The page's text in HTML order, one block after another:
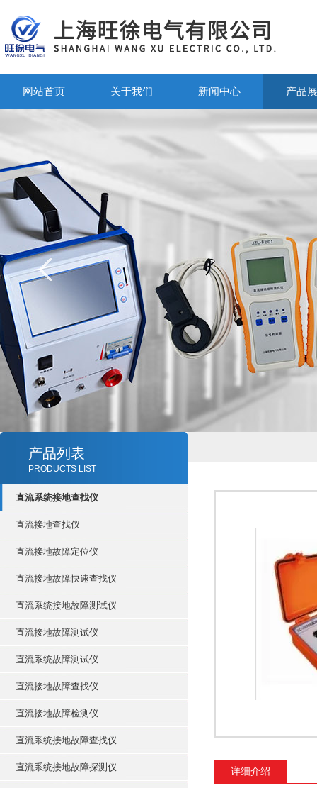
网站首页 关于我们 新闻中心 产品
产品列表
PRODUCTS LIST
直流系统接地查找仪
直流接地查找仪
直流接地故障定位仪
直流接地故障快速查找仪
直流系统接地故障测试仪
直流接地故障测试仪
直流系统故障测试仪
直流接地故障查找仪
直流接地故障检测仪
直流系统接地故障查找仪
直流系统接地故障探测仪 详细介绍